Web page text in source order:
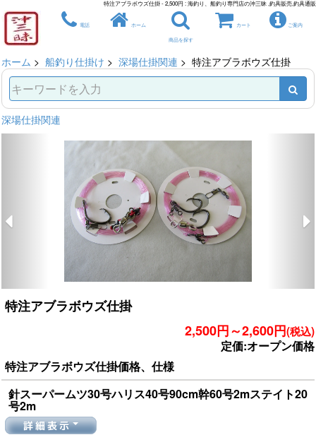
特注アブラボウズ仕掛 - 2,500円 : 海釣り、船釣り専門店の沖三昧 ,釣具販売,釣具通販
電話 ホーム
商品を探す
カート ご案内
ホーム > 船釣り仕掛け > 深場仕掛関連 > 特注アブラボウズ仕掛
深場仕掛関連
特注アブラボウズ仕掛
2,500円～2,600円(税込)
定価:オープン価格
特注アブラボウズ仕掛価格、仕様
針スーパームツ30号ハリス40号90cm幹60号2mステイト20
号2m
詳細表示